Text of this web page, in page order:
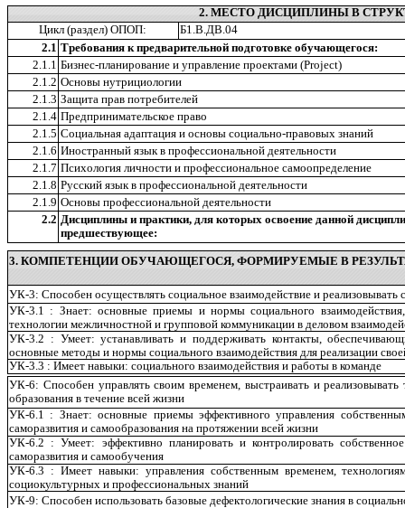
2. МЕСТО ДИСЦИПЛИНЫ В
Цикл (раздел) ОПОП:
Б1.В.ДВ.04
2.1 Требования к предварительной подготовке обучающегося:
2.1.1 Бизнес-планирование и управление проектами (Project)
2.1.2 Основы нутрициологии
2.1.3 Защита прав потребителей
2.1.4 Предпринимательское право
2.1.5 Социальная адаптация и основы социально-правовых знаний
2.1.6 Иностранный язык в профессиональной деятельности
2.1.7 Психология личности и профессиональное самоопределение
2.1.8 Русский язык в профессиональной деятельности
2.1.9 Основы профессиональной деятельности
2.2 Дисциплины и практики, для которых освоение данной
предшествующее:
3. КОМПЕТЕНЦИИ ОБУЧАЮЩЕГОСЯ, ФОРМИРУЕМЫЕ В
УК-3: Способен осуществлять социальное взаимодействие и реализовывать
УК-3.1 : Знает: основные приемы и нормы социального
технологии межличностной и групповой коммуникации в деловом
УК-3.2 : Умеет: устанавливать и поддерживать контакты,
основные методы и нормы социального взаимодействия для реализации
УК-3.3 : Имеет навыки: социального взаимодействия и работы в команде
УК-6: Способен управлять своим временем, выстраивать и
образования в течение всей жизни
УК-6.1 : Знает: основные приемы эффективного управления
саморазвития и самообразования на протяжении всей жизни
УК-6.2 : Умеет: эффективно планировать и контролировать
саморазвития и самообучения
УК-6.3 : Имеет навыки: управления собственным временем,
социокультурных и профессиональных знаний
УК-9: Способен использовать базовые дефектологические знания в